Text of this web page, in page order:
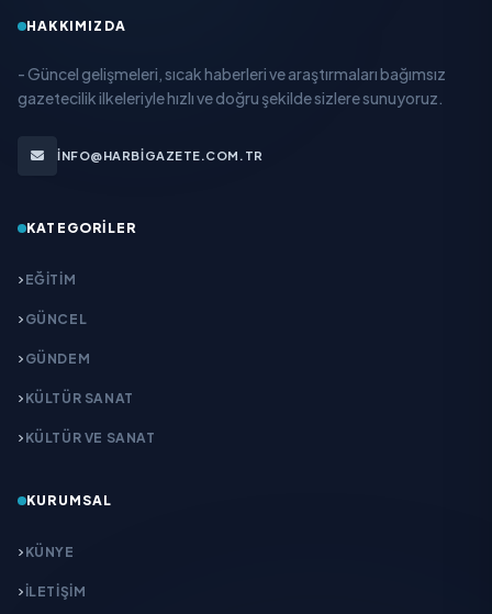
HAKKIMIZDA
- Güncel gelişmeleri, sıcak haberleri ve araştırmaları bağımsız
gazetecilik ilkeleriyle hızlı ve doğru şekilde sizlere sunuyoruz.
INFO@HARBIGAZETE.COM.TR
KATEGORILER
EĞITIM
GÜNCEL
GÜNDEM
KÜLTÜR SANAT
KÜLTÜR VE SANAT
KURUMSAL
KÜNYE
İLETIŞIM